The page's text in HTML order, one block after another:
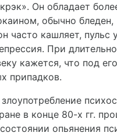
Он обладает
обычно
часто кашляет,
При
кажется, что под
припадков.
в конце 80-х гг.
опьянения